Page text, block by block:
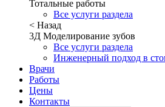
Тотальные работы
Все услуги раздела
< Назад
3Д Моделирование зубов
Все услуги раздела
Инженерный подход в
Врачи
Работы
Цены
Контакты